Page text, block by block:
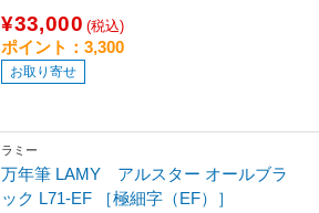
¥33,000 (税込)
ポイント：3,300
お取り寄せ
ラミー
万年筆 LAMY アルスター オールブラ
ック L71-EF ［極細字（EF）］